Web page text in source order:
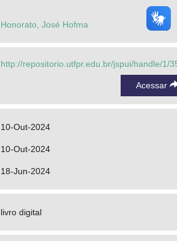
Honorato, José Hofma
http://repositorio.utfpr.edu.br/jspui/handle/1/
Acessar
10-Out-2024
10-Out-2024
18-Jun-2024
livro digital